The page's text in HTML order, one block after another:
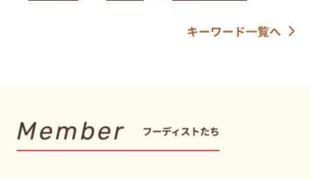
キーワード一覧へ
Member フーディストたち